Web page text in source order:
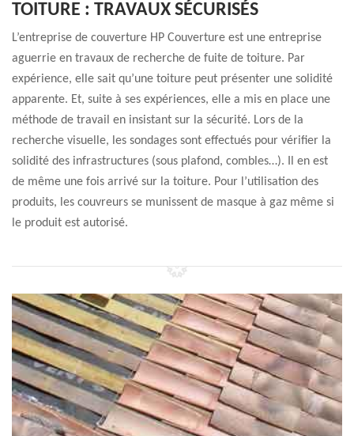
TOITURE : TRAVAUX SÉCURISÉS
L’entreprise de couverture HP Couverture est une entreprise
aguerrie en travaux de recherche de fuite de toiture. Par
expérience, elle sait qu’une toiture peut présenter une solidité
apparente. Et, suite à ses expériences, elle a mis en place une
méthode de travail en insistant sur la sécurité. Lors de la
recherche visuelle, les sondages sont effectués pour vérifier la
solidité des infrastructures (sous plafond, combles…). Il en est
de même une fois arrivé sur la toiture. Pour l’utilisation des
produits, les couvreurs se munissent de masque à gaz même si
le produit est autorisé.